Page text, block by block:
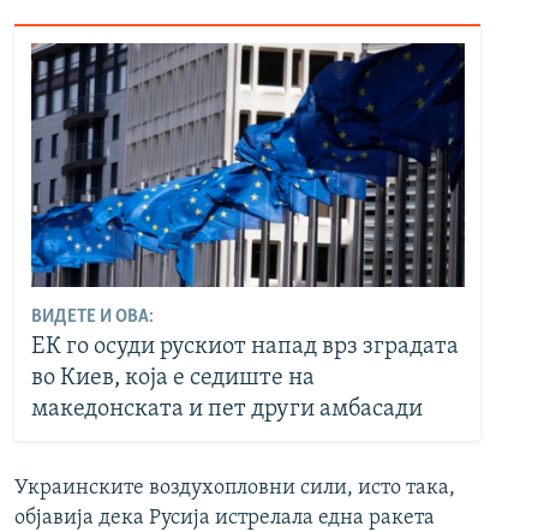
ВИДЕТЕ И ОВА:
ЕК го осуди рускиот напад врз зградата
во Киев, коja e седиште на
македонската и пет други амбасади
Украинските воздухопловни сили, исто така,
објавија дека Русија истрелала една ракета